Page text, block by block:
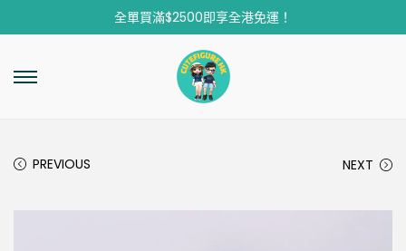
全單買滿$2500即享全港免運！
PREVIOUS NEXT